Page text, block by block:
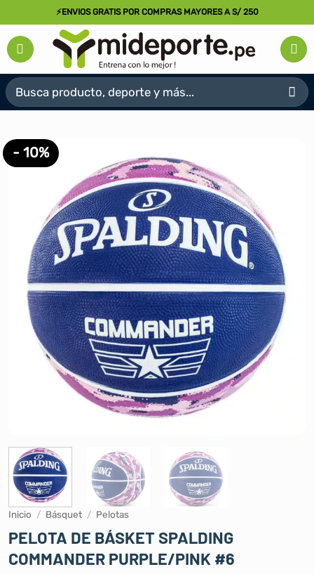
al
contenido
⚡ENVIOS GRATIS POR COMPRAS MAYORES A S/ 250
Buscar
por:
- 10%
Inicio / Básquet / Pelotas
PELOTA DE BÁSKET SPALDING
COMMANDER PURPLE/PINK #6